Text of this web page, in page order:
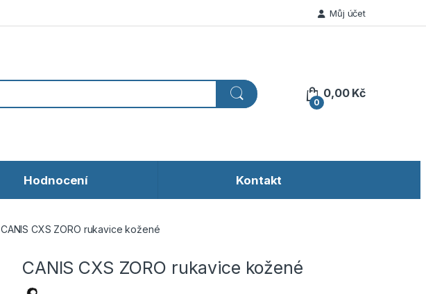
Můj účet
0
0,00 Kč
Hodnocení Kontakt
CANIS CXS ZORO rukavice kožené
CANIS CXS ZORO rukavice kožené